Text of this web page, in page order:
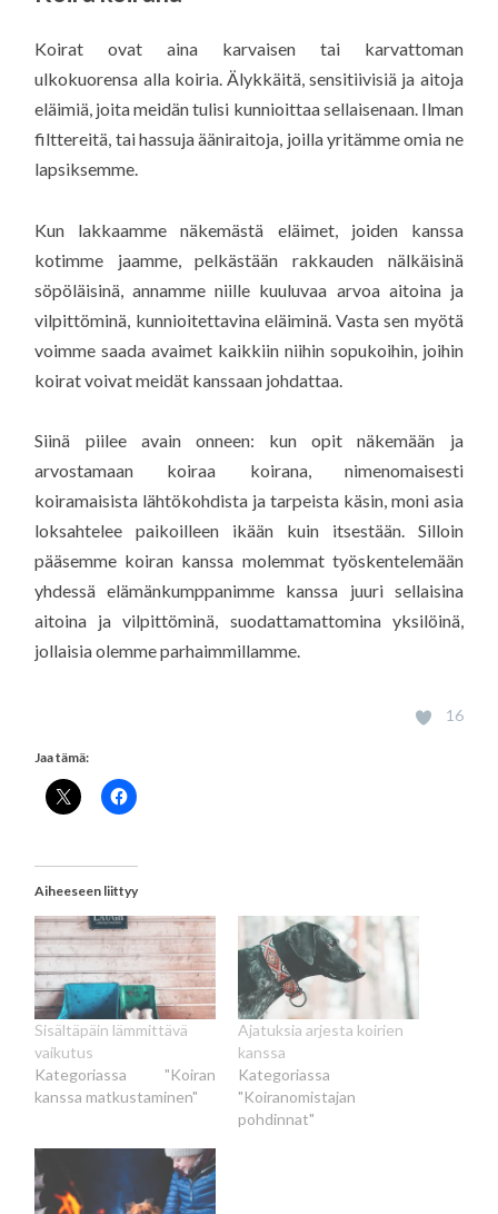
Koirat ovat aina karvaisen tai karvattoman
ulkokuorensa alla koiria. Älykkäitä, sensitiivisiä ja aitoja
eläimiä, joita meidän tulisi kunnioittaa sellaisenaan. Ilman
filttereitä, tai hassuja ääniraitoja, joilla yritämme omia ne
lapsiksemme.
Kun lakkaamme näkemästä eläimet, joiden kanssa
kotimme jaamme, pelkästään rakkauden nälkäisinä
söpöläisinä, annamme niille kuuluvaa arvoa aitoina ja
vilpittöminä, kunnioitettavina eläiminä. Vasta sen myötä
voimme saada avaimet kaikkiin niihin sopukoihin, joihin
koirat voivat meidät kanssaan johdattaa.
Siinä piilee avain onneen: kun opit näkemään ja
arvostamaan koiraa koirana, nimenomaisesti
koiramaisista lähtökohdista ja tarpeista käsin, moni asia
loksahtelee paikoilleen ikään kuin itsestään. Silloin
pääsemme koiran kanssa molemmat työskentelemään
yhdessä elämänkumppanimme kanssa juuri sellaisina
aitoina ja vilpittöminä, suodattamattomina yksilöinä,
jollaisia olemme parhaimmillamme.
16
Jaa tämä:
Aiheeseen liittyy
Sisältäpäin lämmittävä
vaikutus
Kategoriassa "Koiran
kanssa matkustaminen"
Ajatuksia arjesta koirien
kanssa
Kategoriassa
"Koiranomistajan
pohdinnat"